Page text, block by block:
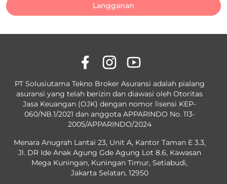
Langganan
PT Solusiutama Tekno Broker Asuransi adalah pialang
asuransi yang telah berizin dan diawasi oleh Otoritas
Jasa Keuangan (OJK) dengan nomor lisensi KEP-
060/NB.1/2021 dan anggota APPARINDO No. 113-
2005/APPARINDO/2024
Menara Anugrah Lantai 23, Unit A, Kantor Taman E 3.3,
Jl. DR Ide Anak Agung Gde Agung Lot 8.6, Kawasan
Mega Kuningan, Kuningan Timur, Setiabudi,
Jakarta Selatan, 12950